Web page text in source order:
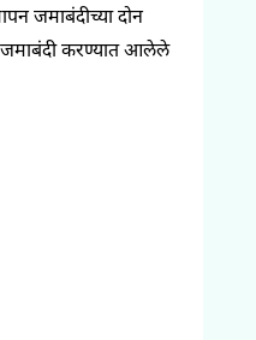
जमा‍बंदीच्यदोन
जमाबंदीकरण्यातआलेले